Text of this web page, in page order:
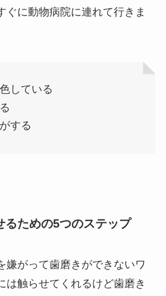
ぐに動物病院に連れて行きま
している
する
るための5つのステップ
嫌がって歯磨きができないワ
は触らせてくれるけど歯磨き